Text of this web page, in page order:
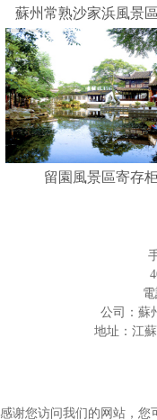
蘇州常熟沙家浜風景
人臉識別寄存柜
留園風景區寄存
電
公司：蘇
地址：江
感谢您访问我们的网站，您